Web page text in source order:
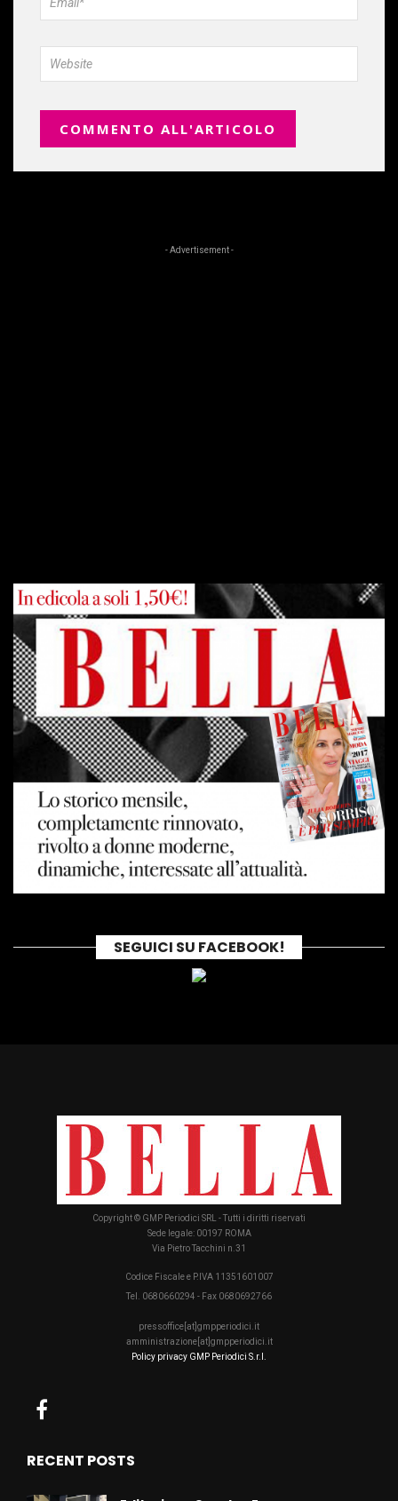
- Advertisement -
SEGUICI SU FACEBOOK!
Copyright © GMP Periodici SRL - Tutti i diritti riservati
Sede legale: 00197 ROMA
Via Pietro Tacchini n.31
Codice Fiscale e P.IVA 11351601007
Tel. 0680660294 - Fax 0680692766
pressoffice[at]gmpperiodici.it
amministrazione[at]gmpperiodici.it
Policy privacy GMP Periodici S.r.l.
RECENT POSTS